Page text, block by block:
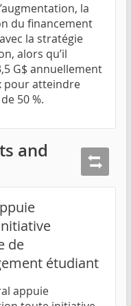
la
du financement
la stratégie
alors qu’il
G$ annuellement
pour atteindre
50 %.
and
de
étudiant
appuie